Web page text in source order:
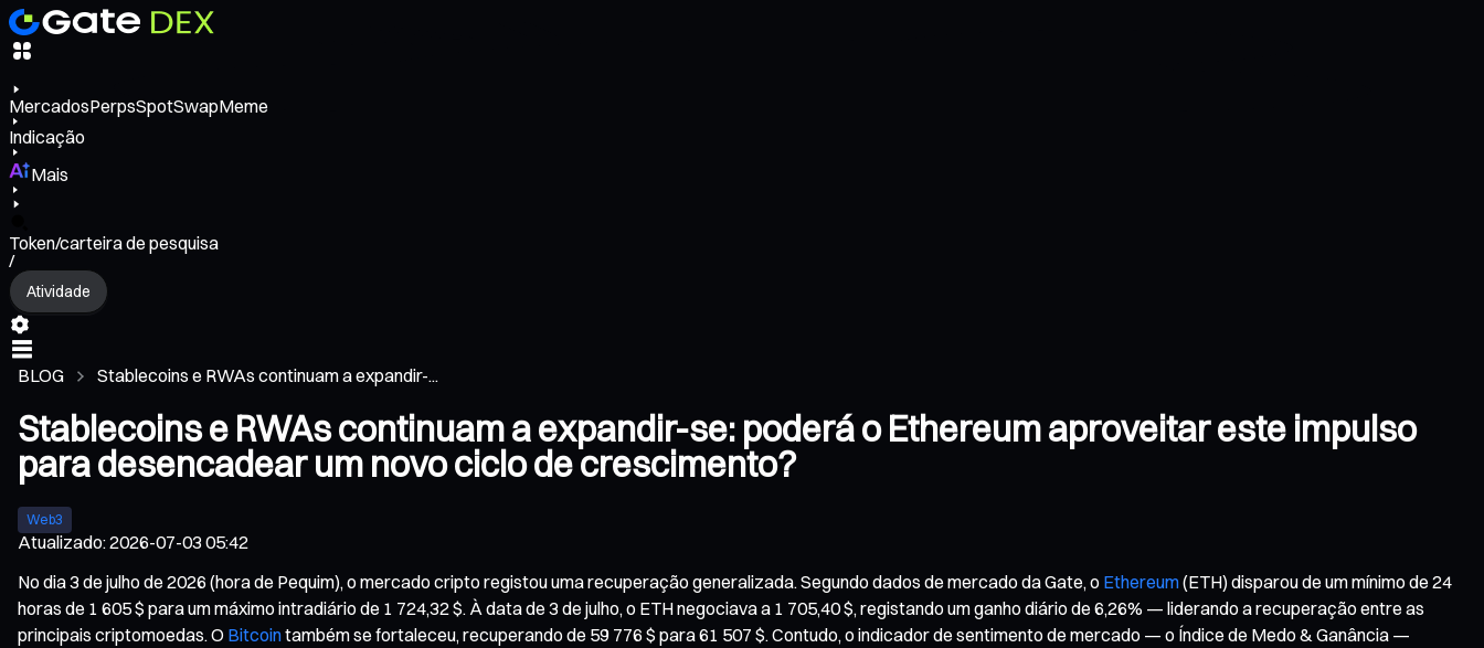
MercadosPerpsSpotSwapMeme
Indicação
Mais
Token/carteira de pesquisa
/
Atividade
BLOG Stablecoins e RWAs continuam a expandir-...
Stablecoins e RWAs continuam a expandir-se: poderá o Ethereum aproveitar este impulso
para desencadear um novo ciclo de crescimento?
Web3
Atualizado:2026-07-03 05:42
No dia 3 de julho de 2026 (hora de Pequim), o mercado cripto registou uma recuperação generalizada. Segundo dados de mercado da Gate, o Ethereum(ETH) disparou de um mínimo de 24
horas de 1 605 $ para um máximo intradiário de 1 724,32 $. À data de 3 de julho, o ETH negociava a 1 705,40 $, registando um ganho diário de 6,26% — liderando a recuperação entre as
principais criptomoedas. O Bitcointambém se fortaleceu, recuperando de 59 776 $ para 61 507 $. Contudo, o indicador de sentimento de mercado — o Índice de Medo & Ganância —